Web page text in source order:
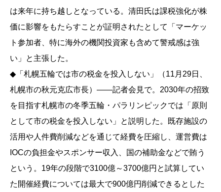
は来年に持ち越しとなっている。清田氏は課税強化が株
価に影響をもたらすことが証明されたとして「マーケッ
ト参加者、特に海外の機関投資家も含めて警戒感は強
い」と主張した。
◆「札幌五輪では市の税金を投入しない」（11月29日、
札幌市の秋元克広市長）――記者会見で。2030年の招致
を目指す札幌市の冬季五輪・パラリンピックでは「原則
として市の税金を投入しない」と説明した。既存施設の
活用や人件費削減などを通じて経費を圧縮し、運営費は
IOCの負担金やスポンサー収入、国の補助金などで賄う
という。19年の段階で3100億～3700億円と試算してい
た開催経費については最大で900億円削減できるとした